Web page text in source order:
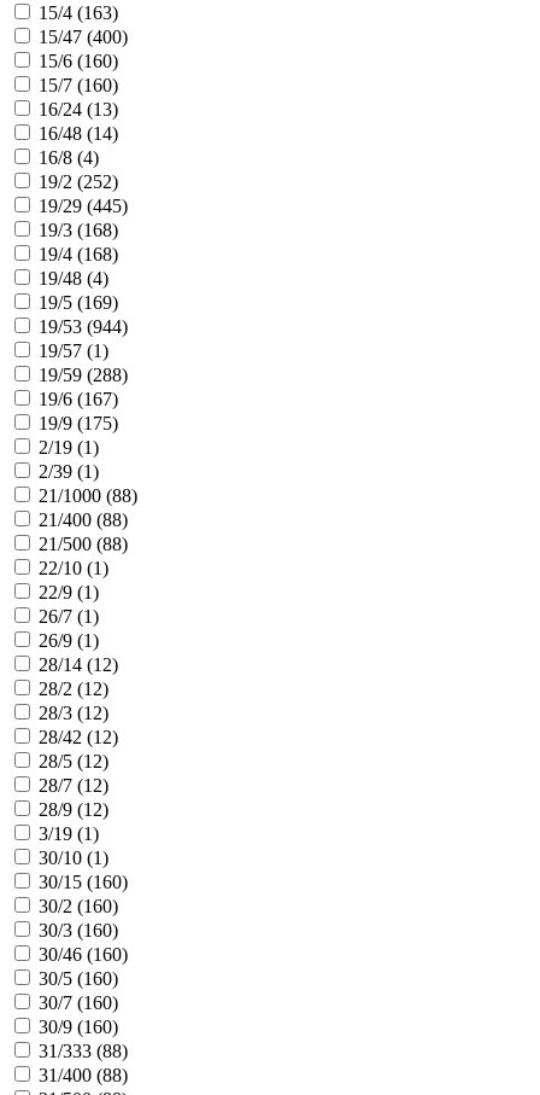
15/4 (163)
15/47 (400)
15/6 (160)
15/7 (160)
16/24 (13)
16/48 (14)
16/8 (4)
19/2 (252)
19/29 (445)
19/3 (168)
19/4 (168)
19/48 (4)
19/5 (169)
19/53 (944)
19/57 (1)
19/59 (288)
19/6 (167)
19/9 (175)
2/19 (1)
2/39 (1)
21/1000 (88)
21/400 (88)
21/500 (88)
22/10 (1)
22/9 (1)
26/7 (1)
26/9 (1)
28/14 (12)
28/2 (12)
28/3 (12)
28/42 (12)
28/5 (12)
28/7 (12)
28/9 (12)
3/19 (1)
30/10 (1)
30/15 (160)
30/2 (160)
30/3 (160)
30/46 (160)
30/5 (160)
30/7 (160)
30/9 (160)
31/333 (88)
31/400 (88)